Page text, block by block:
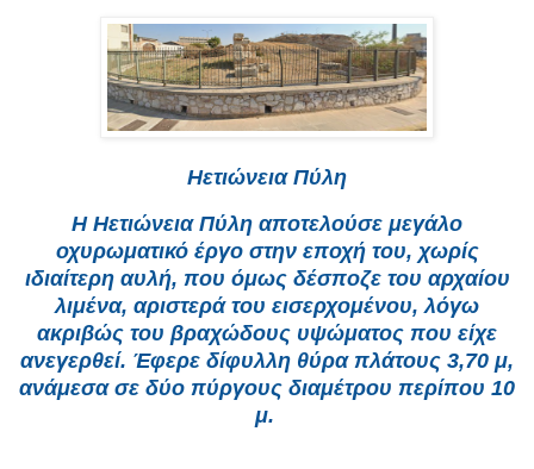
Ηετιώνεια Πύλη
Η Ηετιώνεια Πύλη αποτελούσε μεγάλο
οχυρωματικό έργο στην εποχή του, χωρίς
ιδιαίτερη αυλή, που όμως δέσποζε του αρχαίου
λιμένα, αριστερά του εισερχομένου, λόγω
ακριβώς του βραχώδους υψώματος που είχε
ανεγερθεί. Έφερε δίφυλλη θύρα πλάτους 3,70 μ,
ανάμεσα σε δύο πύργους διαμέτρου περίπου 10
μ.